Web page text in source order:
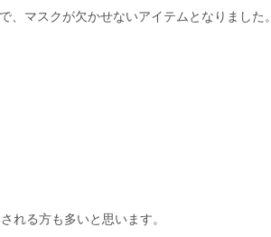
、マスクが欠かせないアイテムとなりました。
れる方も多いと思います。